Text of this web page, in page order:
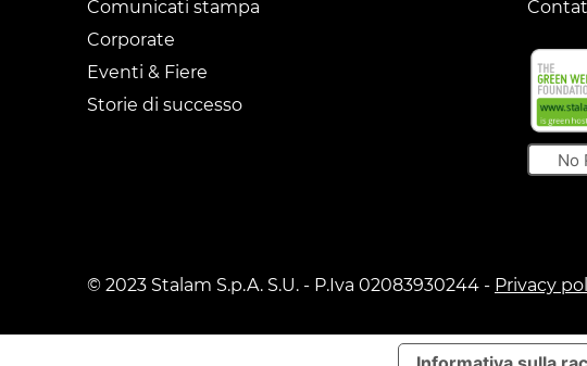
Comunicati stampa
Corporate
Eventi & Fiere
Storie di successo
No
© 2023 Stalam S.p.A. S.U. - P.Iva 02083930244 - Privacy